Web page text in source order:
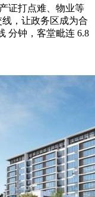
证打点难、物业等
线，让政务区成为合
分钟，客堂毗连 6.8